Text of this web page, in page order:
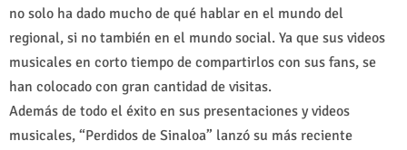
no solo ha dado mucho de qué hablar en el mundo del
regional, si no también en el mundo social. Ya que sus videos
musicales en corto tiempo de compartirlos con sus fans, se
han colocado con gran cantidad de visitas.
Además de todo el éxito en sus presentaciones y videos
musicales, “Perdidos de Sinaloa” lanzó su más reciente